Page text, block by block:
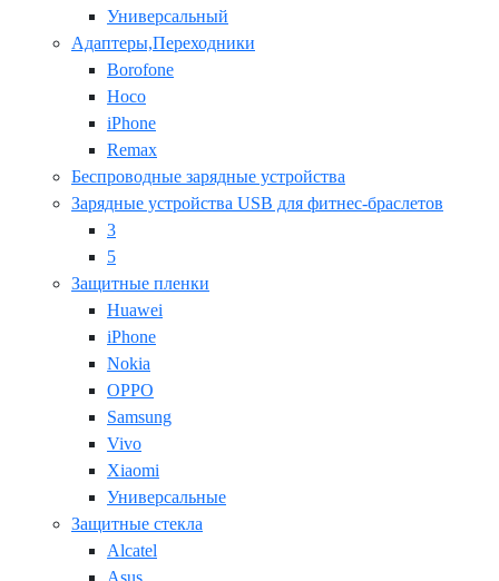
Универсальный
Адаптеры,Переходники
Borofone
Hoco
iPhone
Remax
Беспроводные зарядные устройства
Зарядные устройства USB для фитнес-браслетов
3
5
Защитные пленки
Huawei
iPhone
Nokia
OPPO
Samsung
Vivo
Xiaomi
Универсальные
Защитные стекла
Alcatel